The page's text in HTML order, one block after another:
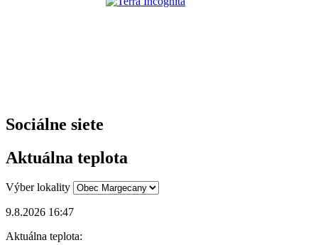
Sociálne siete
Aktuálna teplota
Výber lokality
9.8.2026 16:47
Aktuálna teplota: